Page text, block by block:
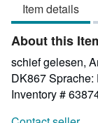
out
of
5
stars
Item details
About this
schief gelesen,
DK867 Sprache:
Inventory #